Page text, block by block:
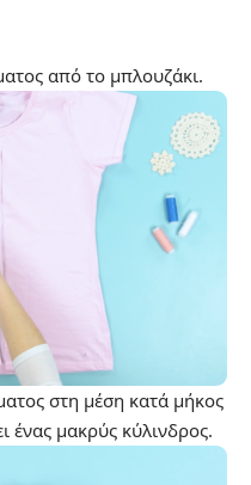
από το μπλουζάκι.
στη μέση κατά μήκος
ένας μακρύς κύλινδρος.